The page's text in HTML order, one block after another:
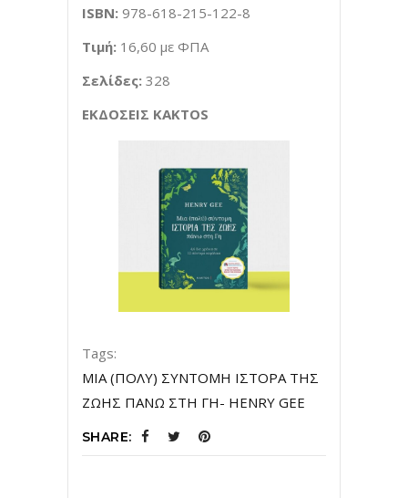
ISBN: 978-618-215-122-8
Τιμή: 16,60 με ΦΠΑ
Σελίδες: 328
ΕΚΔΟΣΕΙΣ KAKTOS
Tags:
ΜΙΑ (ΠΟΛΥ) ΣΥΝΤΟΜΗ ΙΣΤΟΡΑ ΤΗΣ
ΖΩΗΣ ΠΑΝΩ ΣΤΗ ΓΗ- HENRY GEE
SHARE: